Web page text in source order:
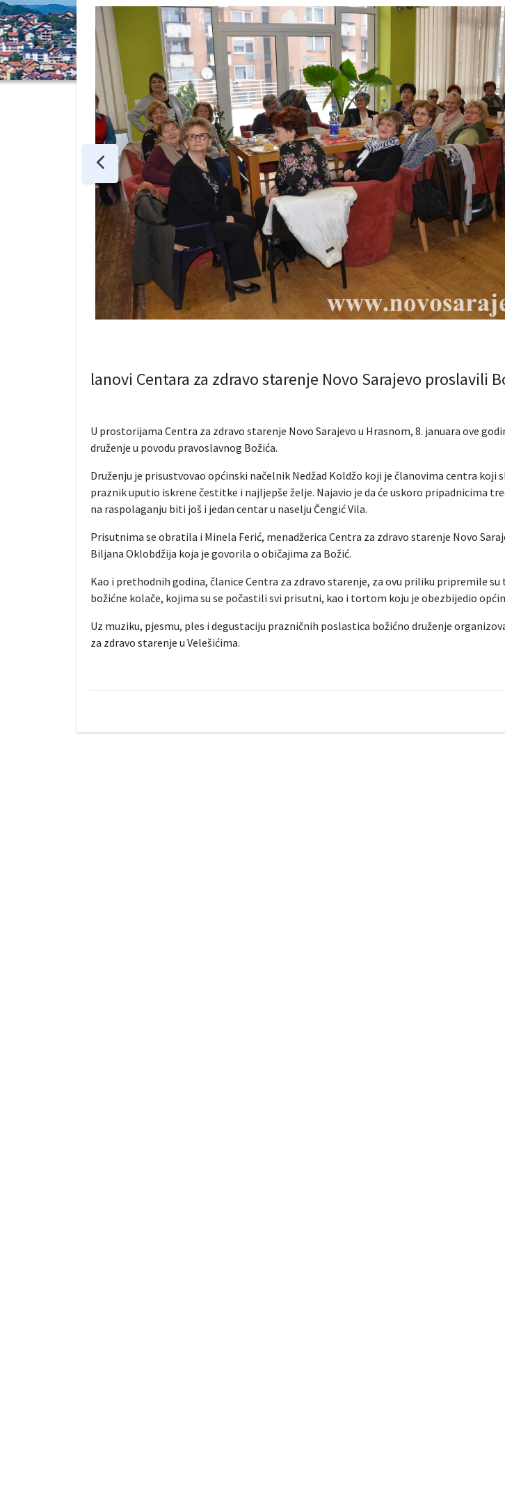
lanovi Centara za zdravo starenje Novo Sarajevo proslavili
U prostorijama Centra za zdravo starenje Novo Sarajevo u Hrasnom, 8. januara ove
druženje u povodu pravoslavnog Božića.
Druženju je prisustvovao općinski načelnik Nedžad Koldžo koji je članovima centra koji
praznik uputio iskrene čestitke i najljepše želje. Najavio je da će uskoro pripadnicima
na raspolaganju biti još i jedan centar u naselju Čengić Vila.
Prisutnima se obratila i Minela Ferić, menadžerica Centra za zdravo starenje Novo
Biljana Oklobdžija koja je govorila o običajima za Božić.
Kao i prethodnih godina, članice Centra za zdravo starenje, za ovu priliku pripremile
božićne kolače, kojima su se počastili svi prisutni, kao i tortom koju je obezbijedio
Uz muziku, pjesmu, ples i degustaciju prazničnih poslastica božićno druženje
za zdravo starenje u Velešićima.